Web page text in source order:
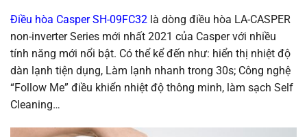
Điều hòa Casper SH-09FC32 là dòng điều hòa LA-CASPER
non-inverter Series mới nhất 2021 của Casper với nhiều
tính năng mới nổi bật. Có thể kể đến như: hiển thị nhiệt độ
dàn lạnh tiện dụng, Làm lạnh nhanh trong 30s; Công nghệ
“Follow Me” điều khiển nhiệt độ thông minh, làm sạch Self
Cleaning…